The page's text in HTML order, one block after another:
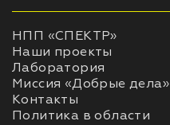
НПП «СПЕКТР»
Наши проекты
Лаборатория
Миссия «Добрые дела»
Контакты
Политика в области